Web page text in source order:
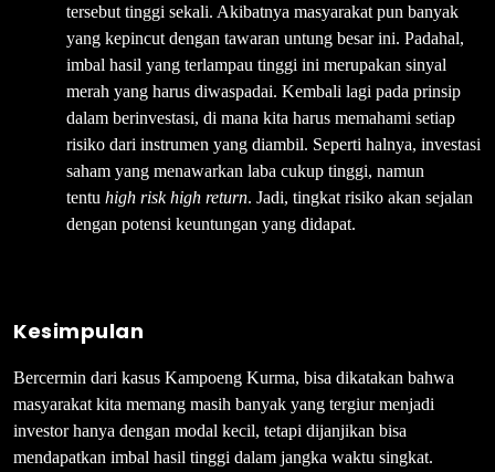
tersebut tinggi sekali. Akibatnya masyarakat pun banyak
yang kepincut dengan tawaran untung besar ini. Padahal,
imbal hasil yang terlampau tinggi ini merupakan sinyal
merah yang harus diwaspadai. Kembali lagi pada prinsip
dalam berinvestasi, di mana kita harus memahami setiap
risiko dari instrumen yang diambil. Seperti halnya, investasi
saham yang menawarkan laba cukup tinggi, namun
tentu high risk high return. Jadi, tingkat risiko akan sejalan
dengan potensi keuntungan yang didapat.
Kesimpulan
Bercermin dari kasus Kampoeng Kurma, bisa dikatakan bahwa
masyarakat kita memang masih banyak yang tergiur menjadi
investor hanya dengan modal kecil, tetapi dijanjikan bisa
mendapatkan imbal hasil tinggi dalam jangka waktu singkat.